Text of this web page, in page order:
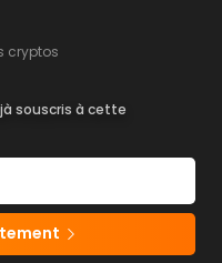
cryptos
souscris à cette